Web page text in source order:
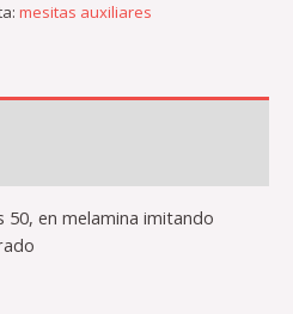
mesitas auxiliares
en melamina imitando